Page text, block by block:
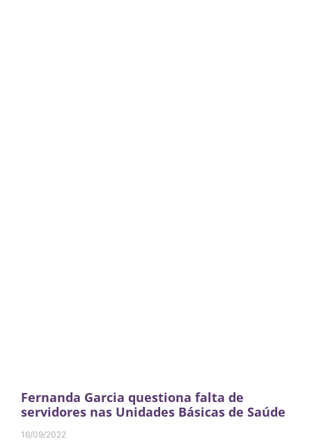
Fernanda Garcia questiona falta de
servidores nas Unidades Básicas de Saúde
16/09/2022